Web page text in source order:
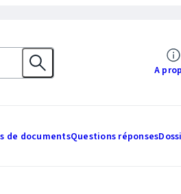
A
de documentsQuestions réponses